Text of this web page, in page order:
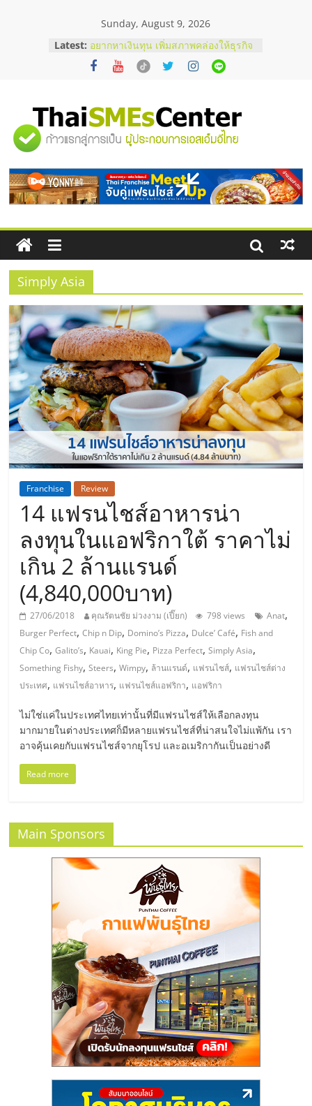
Sunday, August 9, 2026
Latest: อยากหาเงินทุน เพิ่มสภาพคล่องให้ธุรกิจ
เริ่มยังไงให้ผ่านฉลุย
สัมมนาออนไลน์ โอกาสบริหารสถานี
ThaiFranchise Meet Up จับคู่แฟรน
ไชส์ ครั้งที่ 8
ร้านเครื่องเสียงคุณภาพสูง พร้อม
บริษัท Cybersecurity ในไทยที่ไหนดี?
วิธีเลือกผู้ให้บริการให้คุ้มค่าและตอบ
โจทย์ธุรกิจ
"ศูนย์
รวม
ข้อมูล
ธุรกิจ
SME
แห่ง
ประเทศไทย,
ThaiSMEsCenter,
รวม
ธุรกิจ
เอ
ส
เอ็
มอี
ไทย,
SMEs,
แฟ
รน
ไชส์,
ปรึกษา
แฟ
ไชส์,
รวม
Simply Asia
Franchise Review
14 แฟรนไชส์อาหารน่า
ลงทุนในแอฟริกาใต้ ราคาไม่
เกิน 2 ล้านแรนด์
(4,840,000บาท)
27/06/2018 คุณรัตนชัย ม่วงงาม (เปี๊ยก) 798 views Anat,
Burger Perfect,Chip n Dip, Domino’s Pizza, Dulce’ Café, Fish and
Chip Co,Galito’s, Kauai, King Pie, Pizza Perfect,Simply Asia,
Something Fishy,Steers,Wimpy, ล้านแรนด์, แฟรนไชส์, แฟรนไชส์ต่าง
ประเทศ, แฟรนไชส์อาหาร, แฟรนไชส์แอฟริกา, แอฟริกา
ไม่ใช่แค่ในประเทศไทยเท่านั้นที่มีแฟรนไชส์ให้เลือกลงทุน
มากมายในต่างประเทศก็มีหลายแฟรนไชส์ที่น่าสนใจไม่แพ้กัน เรา
อาจคุ้นเคยกับแฟรนไชส์จากยุโรป และอเมริกากันเป็นอย่างดี
Read more
Main Sponsors